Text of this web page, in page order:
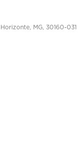
MG, 30160-031